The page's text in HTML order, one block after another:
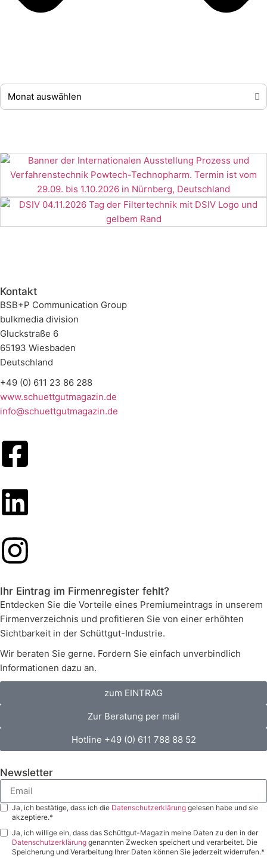
Kontakt
BSB+P Communication Group
bulkmedia division
Gluckstraße 6
65193 Wiesbaden
Deutschland
+49 (0) 611 23 86 288
www.schuettgutmagazin.de
info@schuettgutmagazin.de
Ihr Eintrag im Firmenregister fehlt?
Entdecken Sie die Vorteile eines Premiumeintrags in unserem
Firmenverzeichnis und profitieren Sie von einer erhöhten
Sichtbarkeit in der Schüttgut-Industrie.
Wir beraten Sie gerne. Fordern Sie einfach unverbindlich
Informationen dazu an.
zum EINTRAG
Zur Beratung per mail
Hotline +49 (0) 611 788 88 52
Newsletter
Ja, ich bestätige, dass ich die Datenschutzerklärung gelesen habe und sie
akzeptiere.*
Ja, ich willige ein, dass das Schüttgut-Magazin meine Daten zu den in der
Datenschutzerklärung genannten Zwecken speichert und verarbeitet. Die
Speicherung und Verarbeitung Ihrer Daten können Sie jederzeit widerrufen.*